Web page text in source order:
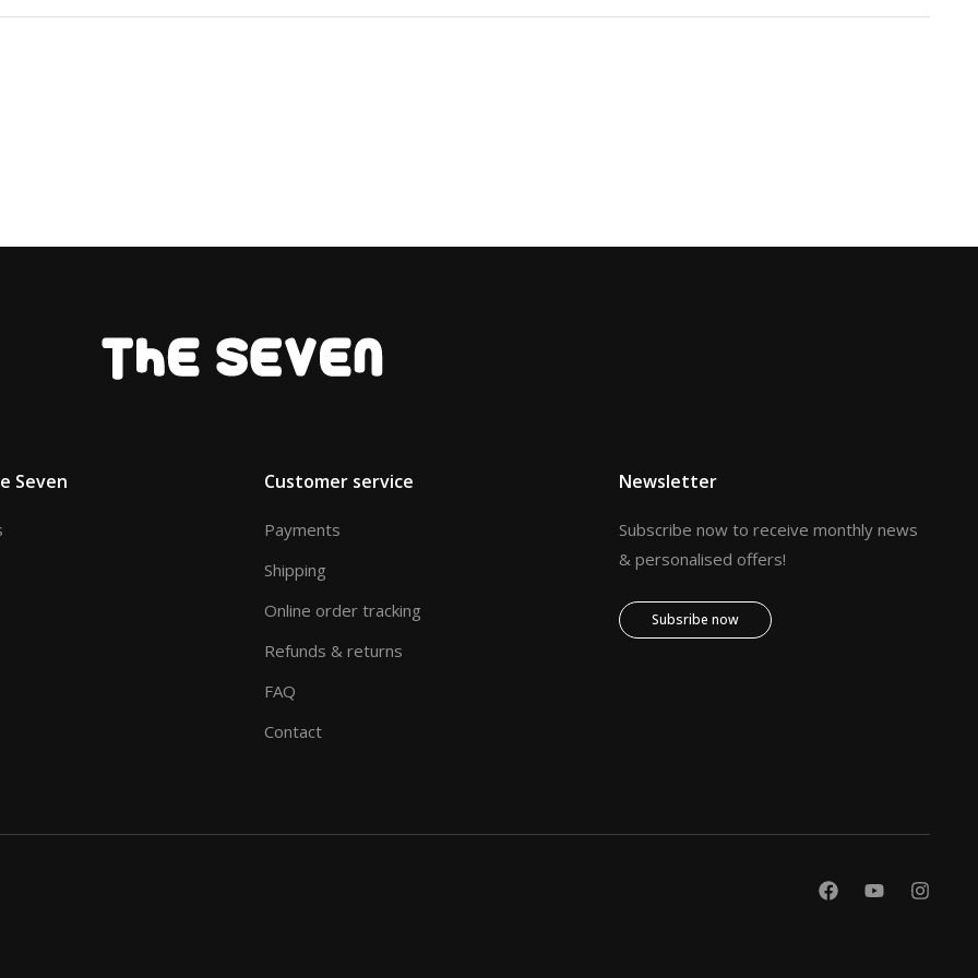
Seven Customer service
Payments
Shipping
Online order tracking
Refunds & returns
FAQ
Contact
Newsletter
Subscribe now to receive monthly news
& personalised offers!
Subsribe now